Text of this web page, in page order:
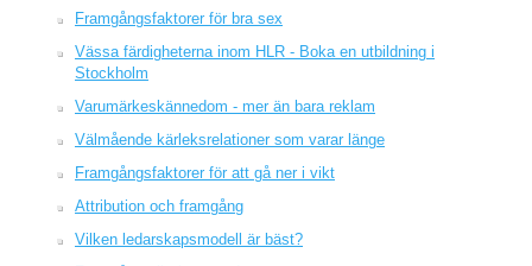
Framgångsfaktorer för bra sex
Vässa färdigheterna inom HLR - Boka en utbildning i
Stockholm
Varumärkeskännedom - mer än bara reklam
Välmående kärleksrelationer som varar länge
Framgångsfaktorer för att gå ner i vikt
Attribution och framgång
Vilken ledarskapsmodell är bäst?